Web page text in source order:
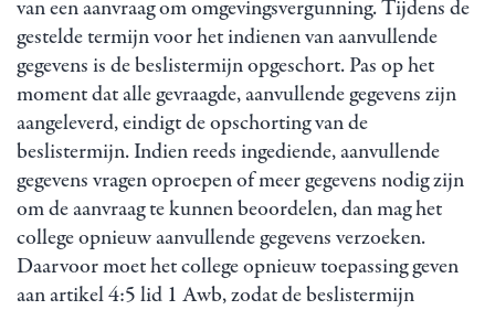
van een aanvraag om omgevingsvergunning. Tijdens de
gestelde termijn voor het indienen van aanvullende
gegevens is de beslistermijn opgeschort. Pas op het
moment dat alle gevraagde, aanvullende gegevens zijn
aangeleverd, eindigt de opschorting van de
beslistermijn. Indien reeds ingediende, aanvullende
gegevens vragen oproepen of meer gegevens nodig zijn
om de aanvraag te kunnen beoordelen, dan mag het
college opnieuw aanvullende gegevens verzoeken.
Daarvoor moet het college opnieuw toepassing geven
aan artikel 4:5 lid 1 Awb, zodat de beslistermijn